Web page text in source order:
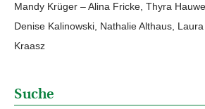
Mandy Krüger – Alina Fricke, Thyra
Denise Kalinowski, Nathalie Althaus,
Kraasz
Suche